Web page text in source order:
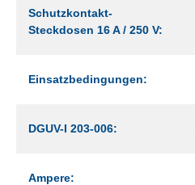
Schutzkontakt-
Steckdosen 16 A / 250 V:
Einsatzbedingungen:
DGUV-I 203-006:
Ampere: